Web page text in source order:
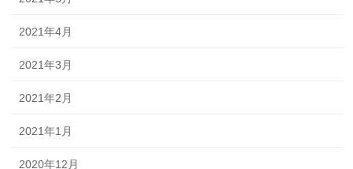
2021年4月
2021年3月
2021年2月
2021年1月
2020年12月